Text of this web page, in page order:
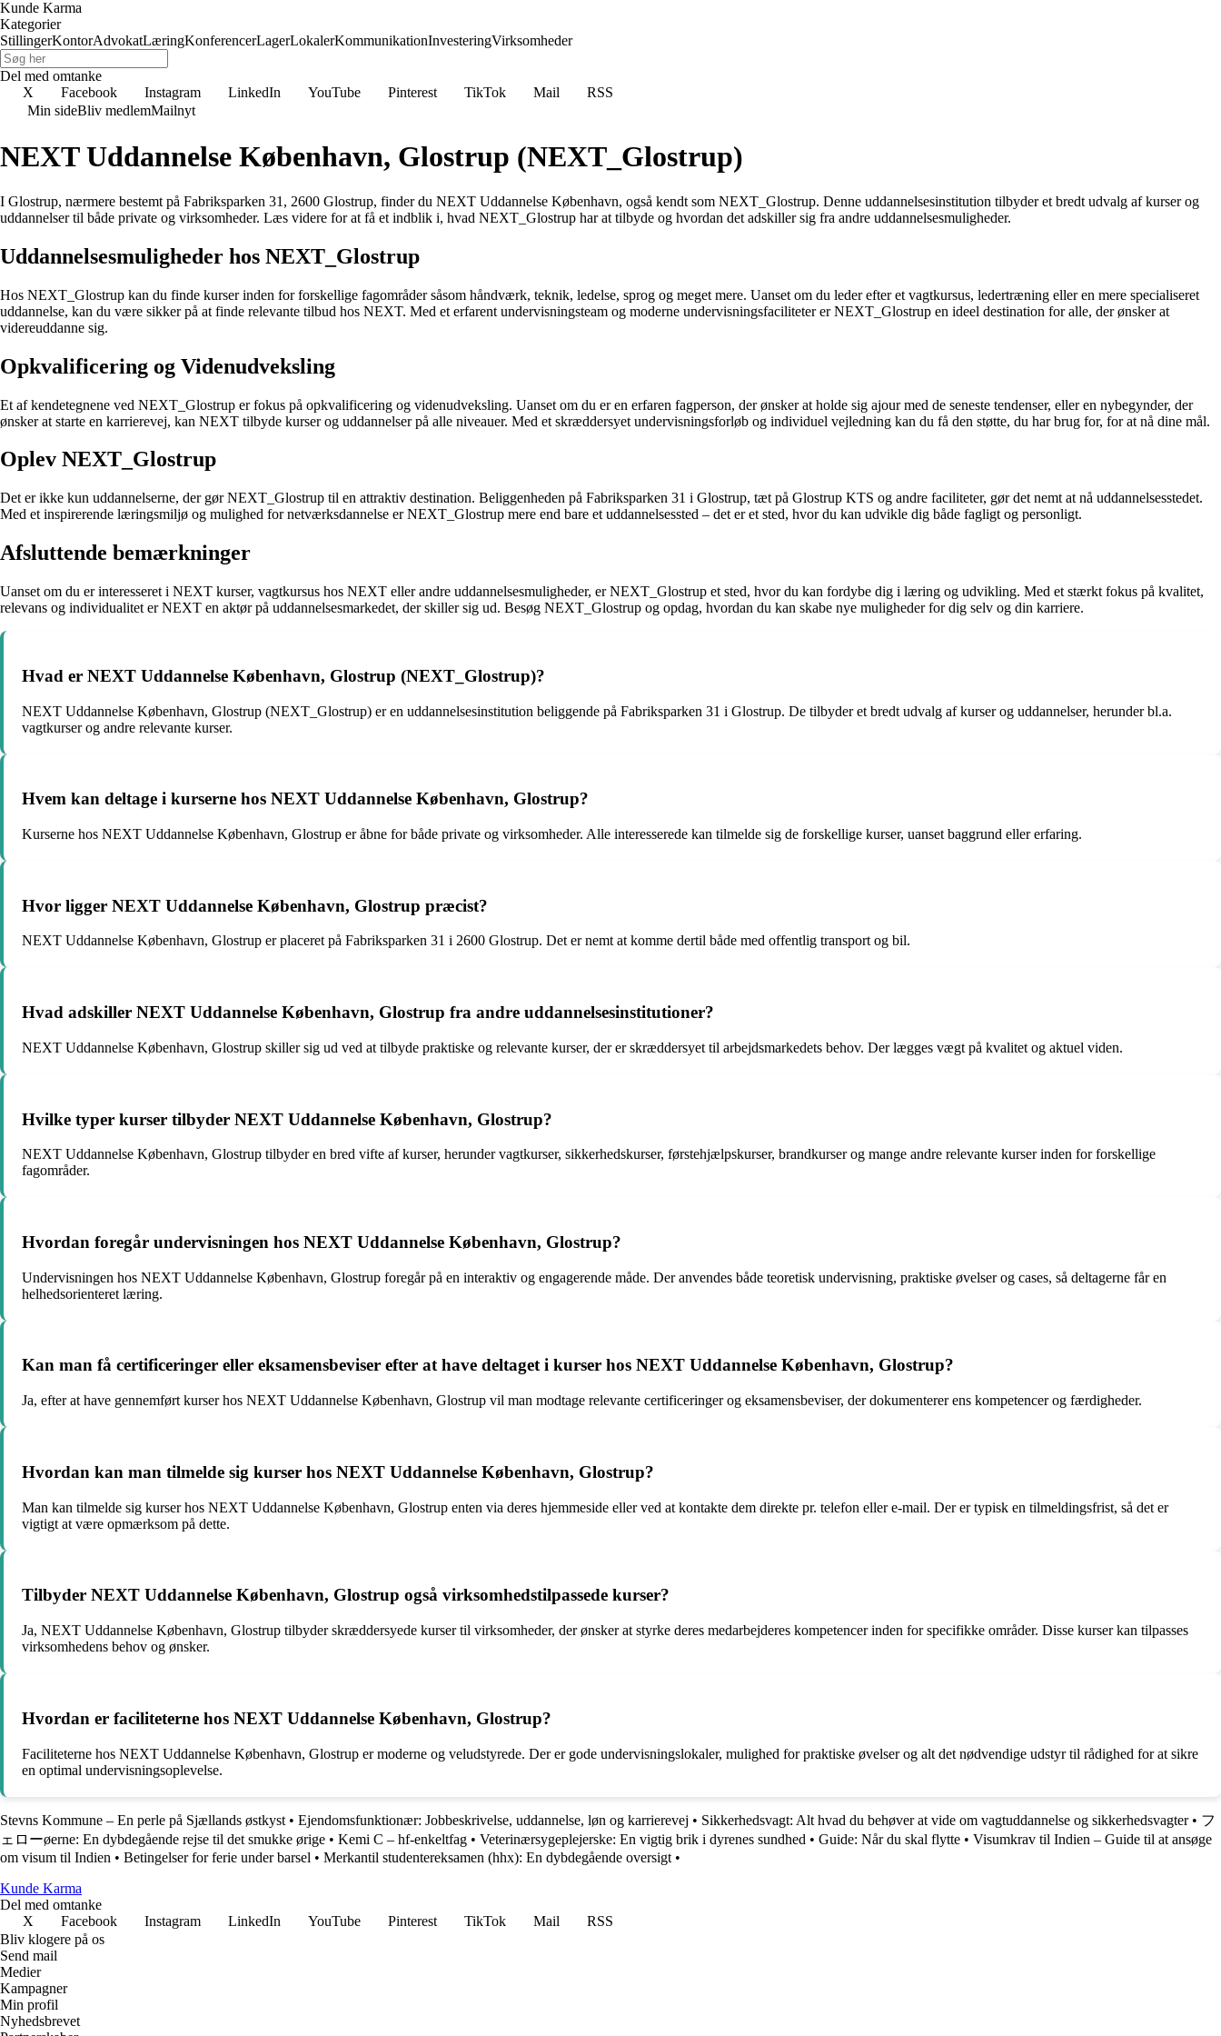
Kunde Karma
Kategorier
StillingerKontorAdvokatLæringKonferencerLagerLokalerKommunikationInvesteringVirksomheder
Del med omtanke
X
Facebook Instagram LinkedIn YouTube Pinterest TikTok Mail
RSS
Min sideBliv medlemMailnyt
NEXT Uddannelse København, Glostrup (NEXT_Glostrup)
I Glostrup, nærmere bestemt på Fabriksparken 31, 2600 Glostrup, finder du NEXT Uddannelse København, også kendt som NEXT_Glostrup. Denne uddannelsesinstitution tilbyder et bredt udvalg af kurser og
uddannelser til både private og virksomheder. Læs videre for at få et indblik i, hvad NEXT_Glostrup har at tilbyde og hvordan det adskiller sig fra andre uddannelsesmuligheder.
Uddannelsesmuligheder hos NEXT_Glostrup
Hos NEXT_Glostrup kan du finde kurser inden for forskellige fagområder såsom håndværk, teknik, ledelse, sprog og meget mere. Uanset om du leder efter et vagtkursus, ledertræning eller en mere specialiseret
uddannelse, kan du være sikker på at finde relevante tilbud hos NEXT. Med et erfarent undervisningsteam og moderne undervisningsfaciliteter er NEXT_Glostrup en ideel destination for alle, der ønsker at
videreuddanne sig.
Opkvalificering og Videnudveksling
Et af kendetegnene ved NEXT_Glostrup er fokus på opkvalificering og videnudveksling. Uanset om du er en erfaren fagperson, der ønsker at holde sig ajour med de seneste tendenser, eller en nybegynder, der
ønsker at starte en karrierevej, kan NEXT tilbyde kurser og uddannelser på alle niveauer. Med et skræddersyet undervisningsforløb og individuel vejledning kan du få den støtte, du har brug for, for at nå dine mål.
Oplev NEXT_Glostrup
Det er ikke kun uddannelserne, der gør NEXT_Glostrup til en attraktiv destination. Beliggenheden på Fabriksparken 31 i Glostrup, tæt på Glostrup KTS og andre faciliteter, gør det nemt at nå uddannelsesstedet.
Med et inspirerende læringsmiljø og mulighed for netværksdannelse er NEXT_Glostrup mere end bare et uddannelsessted – det er et sted, hvor du kan udvikle dig både fagligt og personligt.
Afsluttende bemærkninger
Uanset om du er interesseret i NEXT kurser, vagtkursus hos NEXT eller andre uddannelsesmuligheder, er NEXT_Glostrup et sted, hvor du kan fordybe dig i læring og udvikling. Med et stærkt fokus på kvalitet,
relevans og individualitet er NEXT en aktør på uddannelsesmarkedet, der skiller sig ud. Besøg NEXT_Glostrup og opdag, hvordan du kan skabe nye muligheder for dig selv og din karriere.
Hvad er NEXT Uddannelse København, Glostrup (NEXT_Glostrup)?
NEXT Uddannelse København, Glostrup (NEXT_Glostrup) er en uddannelsesinstitution beliggende på Fabriksparken 31 i Glostrup. De tilbyder et bredt udvalg af kurser og uddannelser, herunder bl.a.
vagtkurser og andre relevante kurser.
Hvem kan deltage i kurserne hos NEXT Uddannelse København, Glostrup?
Kurserne hos NEXT Uddannelse København, Glostrup er åbne for både private og virksomheder. Alle interesserede kan tilmelde sig de forskellige kurser, uanset baggrund eller erfaring.
Hvor ligger NEXT Uddannelse København, Glostrup præcist?
NEXT Uddannelse København, Glostrup er placeret på Fabriksparken 31 i 2600 Glostrup. Det er nemt at komme dertil både med offentlig transport og bil.
Hvad adskiller NEXT Uddannelse København, Glostrup fra andre uddannelsesinstitutioner?
NEXT Uddannelse København, Glostrup skiller sig ud ved at tilbyde praktiske og relevante kurser, der er skræddersyet til arbejdsmarkedets behov. Der lægges vægt på kvalitet og aktuel viden.
Hvilke typer kurser tilbyder NEXT Uddannelse København, Glostrup?
NEXT Uddannelse København, Glostrup tilbyder en bred vifte af kurser, herunder vagtkurser, sikkerhedskurser, førstehjælpskurser, brandkurser og mange andre relevante kurser inden for forskellige
fagområder.
Hvordan foregår undervisningen hos NEXT Uddannelse København, Glostrup?
Undervisningen hos NEXT Uddannelse København, Glostrup foregår på en interaktiv og engagerende måde. Der anvendes både teoretisk undervisning, praktiske øvelser og cases, så deltagerne får en
helhedsorienteret læring.
Kan man få certificeringer eller eksamensbeviser efter at have deltaget i kurser hos NEXT Uddannelse København, Glostrup?
Ja, efter at have gennemført kurser hos NEXT Uddannelse København, Glostrup vil man modtage relevante certificeringer og eksamensbeviser, der dokumenterer ens kompetencer og færdigheder.
Hvordan kan man tilmelde sig kurser hos NEXT Uddannelse København, Glostrup?
Man kan tilmelde sig kurser hos NEXT Uddannelse København, Glostrup enten via deres hjemmeside eller ved at kontakte dem direkte pr. telefon eller e-mail. Der er typisk en tilmeldingsfrist, så det er
vigtigt at være opmærksom på dette.
Tilbyder NEXT Uddannelse København, Glostrup også virksomhedstilpassede kurser?
Ja, NEXT Uddannelse København, Glostrup tilbyder skræddersyede kurser til virksomheder, der ønsker at styrke deres medarbejderes kompetencer inden for specifikke områder. Disse kurser kan tilpasses
virksomhedens behov og ønsker.
Hvordan er faciliteterne hos NEXT Uddannelse København, Glostrup?
Faciliteterne hos NEXT Uddannelse København, Glostrup er moderne og veludstyrede. Der er gode undervisningslokaler, mulighed for praktiske øvelser og alt det nødvendige udstyr til rådighed for at sikre
en optimal undervisningsoplevelse.
Stevns Kommune – En perle på Sjællands østkyst • Ejendomsfunktionær: Jobbeskrivelse, uddannelse, løn og karrierevej • Sikkerhedsvagt: Alt hvad du behøver at vide om vagtuddannelse og sikkerhedsvagter• フ
ェローøerne: En dybdegående rejse til det smukke ørige • Kemi C – hf-enkeltfag • Veterinærsygeplejerske: En vigtig brik i dyrenes sundhed • Guide: Når du skal flytte • Visumkrav til Indien – Guide til at ansøge
om visum til Indien • Betingelser for ferie under barsel • Merkantil studentereksamen (hhx): En dybdegående oversigt •
Kunde Karma
Del med omtanke
X
Facebook Instagram LinkedIn YouTube Pinterest TikTok Mail
RSS
Bliv klogere på os
Send mail
Medier
Kampagner
Min profil
Nyhedsbrevet